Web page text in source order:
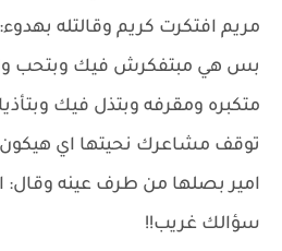
مريم افتكرت كريم وقالتله
بس هي مبتفكرش فيك وبتحب
متكبره ومقرفه وبتذل فيك
توقف مشاعرك نحيتها اي هيكون
امير بصلها من طرف عينه وقال: اي
سؤالك غريب!!